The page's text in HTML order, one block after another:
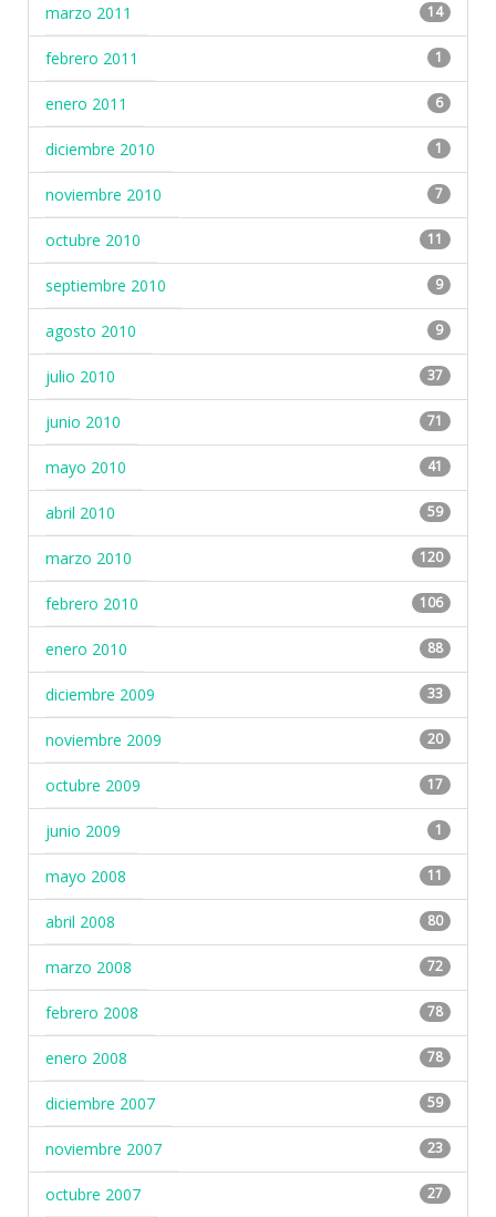
marzo 2011 14
febrero 2011 1
enero 2011 6
diciembre 2010 1
noviembre 2010 7
octubre 2010 11
septiembre 2010 9
agosto 2010 9
julio 2010 37
junio 2010 71
mayo 2010 41
abril 2010 59
marzo 2010 120
febrero 2010 106
enero 2010 88
diciembre 2009 33
noviembre 2009 20
octubre 2009 17
junio 2009 1
mayo 2008 11
abril 2008 80
marzo 2008 72
febrero 2008 78
enero 2008 78
diciembre 2007 59
noviembre 2007 23
octubre 2007 27